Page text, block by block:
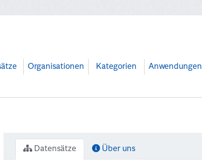
Organisationen Kategorien Anwendungen
Datensätze Über uns